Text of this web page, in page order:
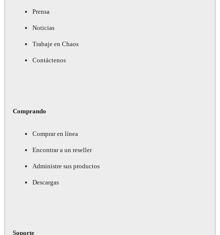
Prensa
Noticias
Trabaje en Chaos
Contáctenos
Comprando
Comprar en línea
Encontrar a un reseller
Administre sus productos
Descargas
Soporte